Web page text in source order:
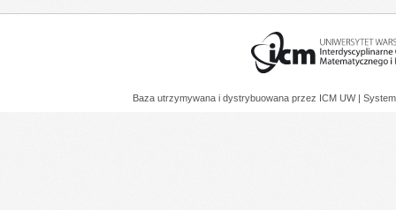
Baza utrzymywana i dystrybuowana przez ICM UW |